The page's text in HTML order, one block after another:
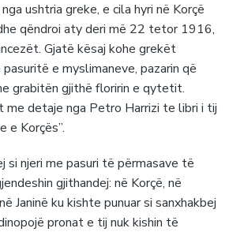
ushtria greke, e cila hyri në Korçë
qëndroi aty deri më 22 tetor 1916,
Gjatë kësaj kohe grekët
e myslimaneve, pazarin që
grabitën gjithë floririn e qytetit.
me detaje nga Petro Harrizi te libri i tij
e Korçës”.
si njeri me pasuri të përmasave të
gjithandej: në Korçë, në
Janinë ku kishte punuar si sanxhakbej
pronat e tij nuk kishin të